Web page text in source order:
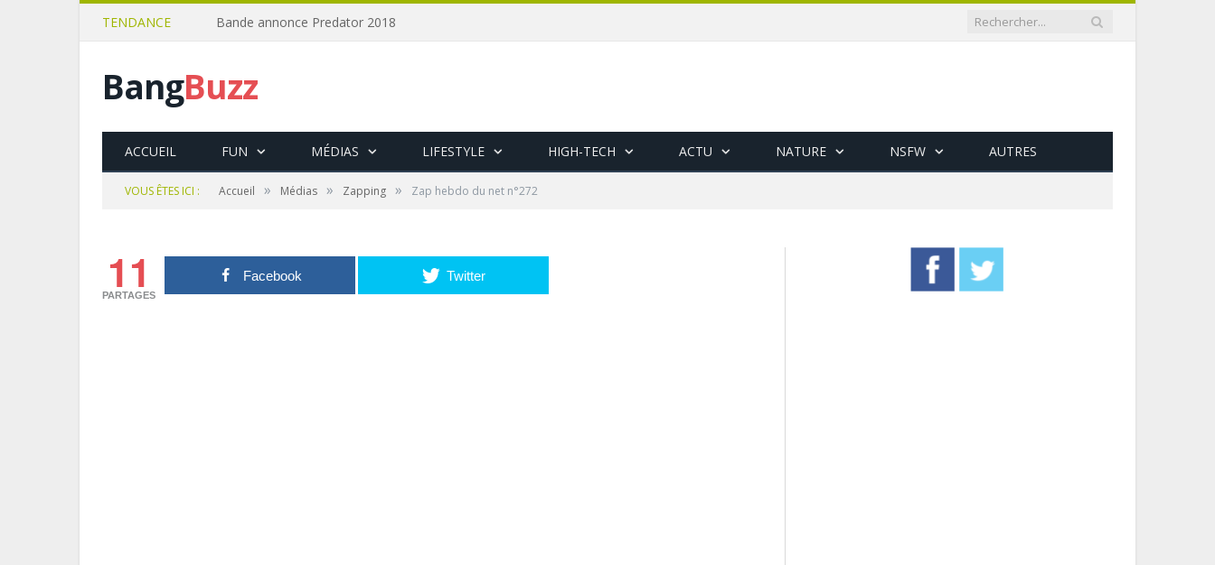
TENDANCE Bande annonce Predator 2018
BangBuzz
ACCUEIL FUN MÉDIAS LIFESTYLE HIGH-TECH ACTU NATURE NSFW AUTRES
VOUS ÊTES ICI : Accueil » Médias » Zapping » Zap hebdo du net n°272
11
PARTAGES
Facebook Twitter